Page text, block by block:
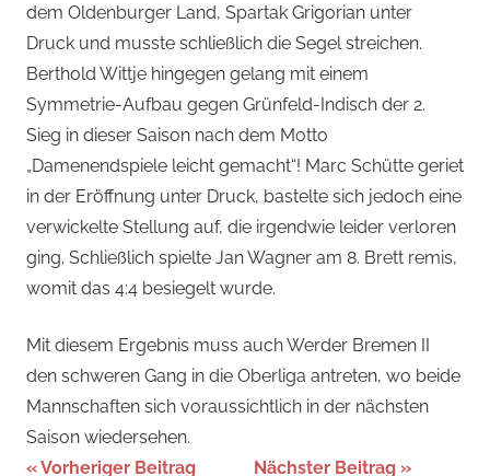
dem Oldenburger Land, Spartak Grigorian unter
Druck und musste schließlich die Segel streichen.
Berthold Wittje hingegen gelang mit einem
Symmetrie-Aufbau gegen Grünfeld-Indisch der 2.
Sieg in dieser Saison nach dem Motto
„Damenendspiele leicht gemacht“! Marc Schütte geriet
in der Eröffnung unter Druck, bastelte sich jedoch eine
verwickelte Stellung auf, die irgendwie leider verloren
ging. Schließlich spielte Jan Wagner am 8. Brett remis,
womit das 4:4 besiegelt wurde.
Mit diesem Ergebnis muss auch Werder Bremen II
den schweren Gang in die Oberliga antreten, wo beide
Mannschaften sich voraussichtlich in der nächsten
Saison wiedersehen.
Vorheriger Beitrag Nächster Beitrag